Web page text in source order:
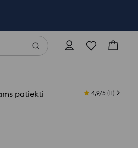
patiekti 4,9/5 (11)